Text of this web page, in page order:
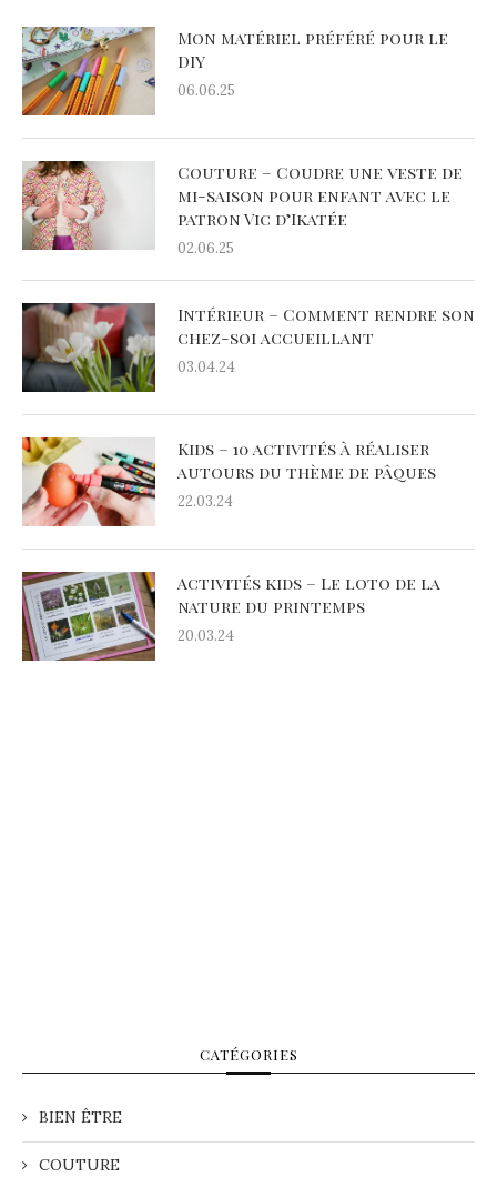
Mon matériel préféré pour le
DIY
06.06.25
Couture – Coudre une veste de
mi-saison pour enfant avec le
patron Vic d’Ikatée
02.06.25
Intérieur – Comment rendre son
chez-soi accueillant
03.04.24
Kids – 10 activités à réaliser
autours du thème de pâques
22.03.24
Activités kids – Le loto de la
nature du printemps
20.03.24
CATÉGORIES
BIEN ÊTRE
COUTURE